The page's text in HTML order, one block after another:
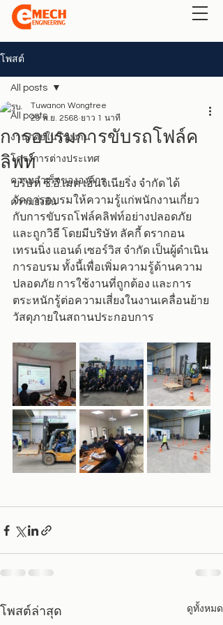
โพสต์
All posts
งานภายในโรงงาน
โครงการต่างประเทศ
ความสำเร็จขององค์กร
ความยั่งยืน
All posts
การอบรมการขับรถโฟล์ค
ลิฟท์
Tuwanon Wongtree
29 พ.ย. 2568 ยาว 1 นาที
บริษัท ซี.อี.เมค เอ็นจิเนียริ่ง จำกัด ได้
จัดการอบรมให้ความรู้แก่พนักงานเกี่ยว
กับการขับรถโฟล์คลิฟท์อย่างปลอดภัย
และถูกวิธี โดยมีบริษัท ลัคกี้ ดรากอน
เทรนนิ่ง แอนด์ เซอร์วิส จำกัด เป็นผู้ดำเนิน
การอบรม ทั้งนี้เพื่อเพิ่มความรู้ด้านความ
ปลอดภัย การใช้งานที่ถูกต้อง และการ
ตระหนักรู้ต่อความเสี่ยงในงานเคลื่อนย้าย
วัสดุภายในสถานประกอบการ
โพสต์ล่าสุด ดูทั้งหมด